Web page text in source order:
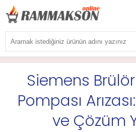
Siemens Brülör
Pompası
ve Çözüm